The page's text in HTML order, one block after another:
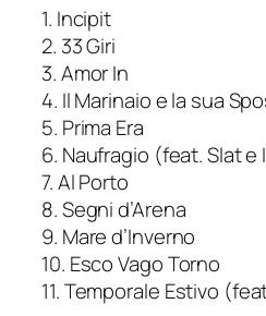
1. Incipit
2. 33 Giri
3. Amor In
4. Il Marinaio e la sua
5. Prima Era
6. Naufragio (feat. Slat e
7. Al Porto
8. Segni d’Arena
9. Mare d’Inverno
10. Esco Vago Torno
11. Temporale Estivo